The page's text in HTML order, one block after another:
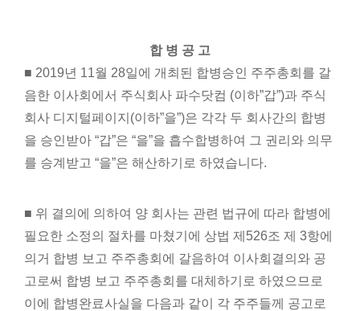
합 병 공 고
■ 2019년 11월 28일에 개최된 합병승인 주주총회를 갈
음한 이사회에서 주식회사 파수닷컴 (이하”갑”)과 주식
회사 디지털페이지(이하”을”)은 각각 두 회사간의 합병
을 승인받아 “갑”은 “을”을 흡수합병하여 그 권리와 의무
를 승계받고 “을”은 해산하기로 하였습니다.
■ 위 결의에 의하여 양 회사는 관련 법규에 따라 합병에
필요한 소정의 절차를 마쳤기에 상법 제526조 제 3항에
의거 합병 보고 주주총회에 갈음하여 이사회결의와 공
고로써 합병 보고 주주총회를 대체하기로 하였으므로
이에 합병완료사실을 다음과 같이 각 주주들께 공고로